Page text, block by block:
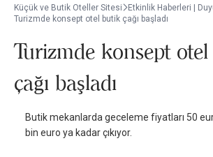
Küçük ve Butik Oteller Sitesi
Etkinlik Haberleri |
Turizmde konsept otel butik çağı başladı
Turizmde konsept
çağı başladı
Butik mekanlarda geceleme fiyatları 50
bin euro ya kadar çıkıyor.